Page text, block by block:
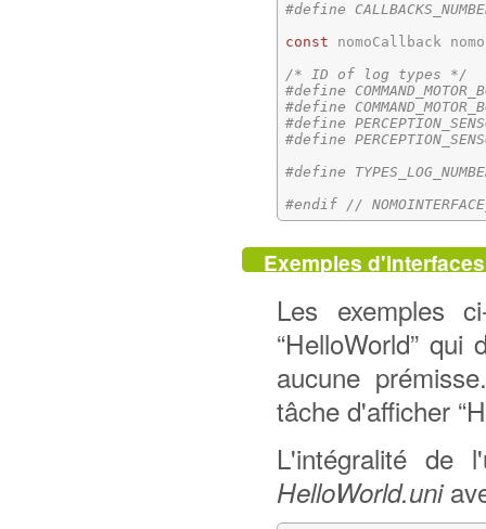
#define
const nomoCallback
/* ID of log types */
#define
#define
#define
#define
#define
#endif //
Exemples d'interfaces
Les exemples
“HelloWorld”
aucune
tâche d'afficher
L'intégralité de
HelloWorld.uni